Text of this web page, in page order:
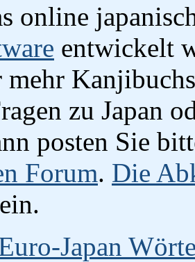
online
entwickelt
mehr
zu Japan
posten Sie
Forum. Die
Japan